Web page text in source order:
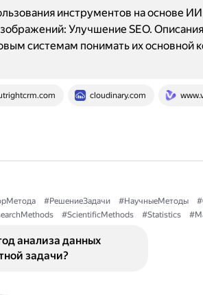
cloudinary.com
инструментов на основе ИИ,
Улучшение SEO. Описания
системам понимать их основной
#РешениеЗадачи #НаучныеМетоды
#ScientificMethods #Statistics
анализа данных
задачи?